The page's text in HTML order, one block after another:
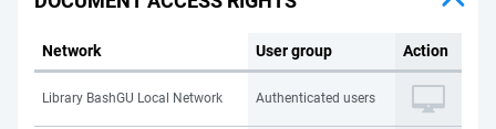
Network User group Action
Library BashGU Local Network Authenticated users